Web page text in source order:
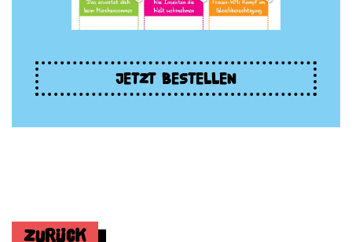
JETZT BESTELLEN
Zurück